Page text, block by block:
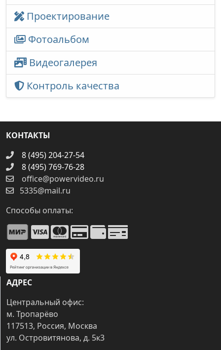
Проектирование
Фотоальбом
Видеогалерея
Контроль качества
КОНТАКТЫ
8 (495) 204-27-54
8 (495) 769-76-28
office@powervideo.ru
5335@mail.ru
Способы оплаты:
АДРЕС
Центральный офис:
м. Тропарёво
117513, Россия, Москва
ул. Островитянова, д. 5к3